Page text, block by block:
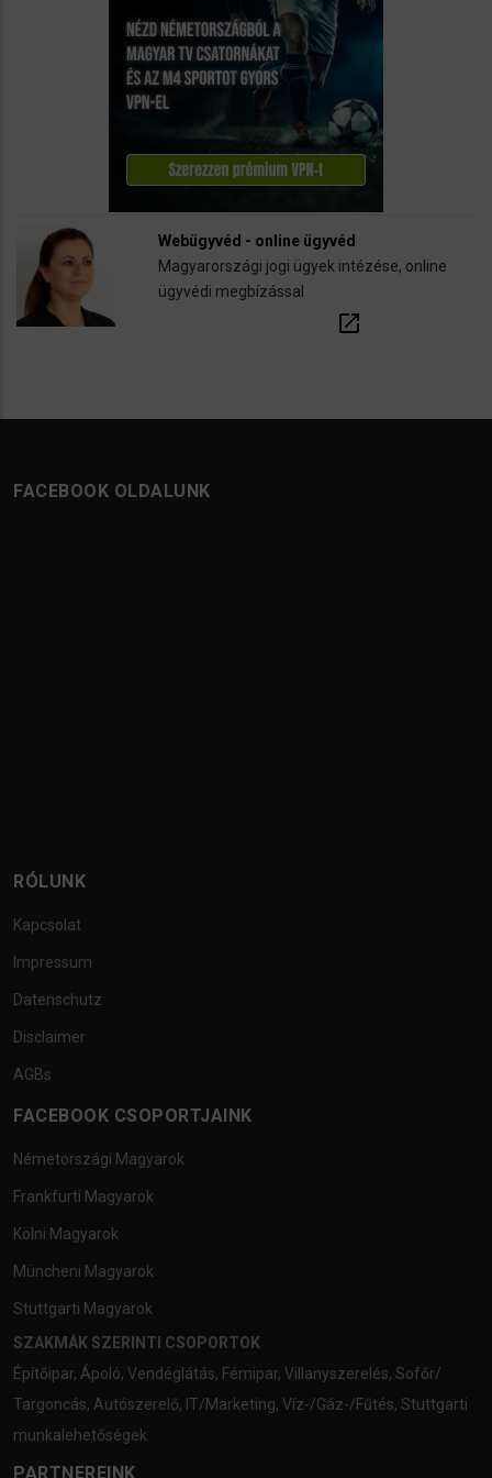
Webügyvéd - online ügyvéd
Magyarországi jogi ügyek intézése, online
ügyvédi megbízással
open_in_new
FACEBOOK OLDALUNK
RÓLUNK
Kapcsolat
Impressum
Datenschutz
Disclaimer
AGBs
FACEBOOK CSOPORTJAINK
Németországi Magyarok
Frankfurti Magyarok
Kölni Magyarok
Müncheni Magyarok
Stuttgarti Magyarok
SZAKMÁK SZERINTI CSOPORTOK
Építőipar, Ápoló, Vendéglátás, Fémipar, Villanyszerelés, Sofőr/
Targoncás, Autószerelő, IT/Marketing, Víz-/Gáz-/Fűtés, Stuttgarti
munkalehetőségek
PARTNEREINK